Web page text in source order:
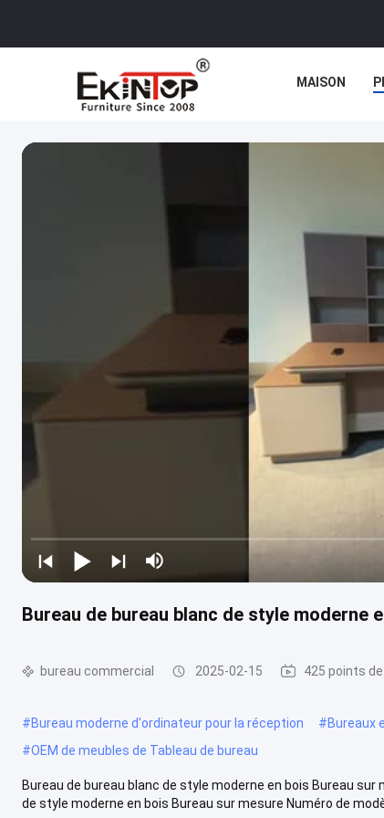
MAISON
Bureau de bureau blanc de style moderne
bureau commercial 2025-02-15 425 points
#Bureau moderne d'ordinateur pour la réception #Bureaux
#OEM de meubles de Tableau de bureau
Bureau de bureau blanc de style moderne en bois Bureau
de style moderne en bois Bureau sur mesure Numéro de